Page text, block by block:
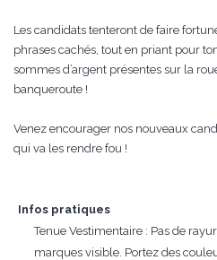
Les candidats tenteront de faire
phrases cachés, tout en priant pour
sommes d’argent présentes sur la
banqueroute !
Venez encourager nos nouveaux
qui va les rendre fou !
Infos pratiques
Tenue Vestimentaire : Pas de
marques visible. Portez des